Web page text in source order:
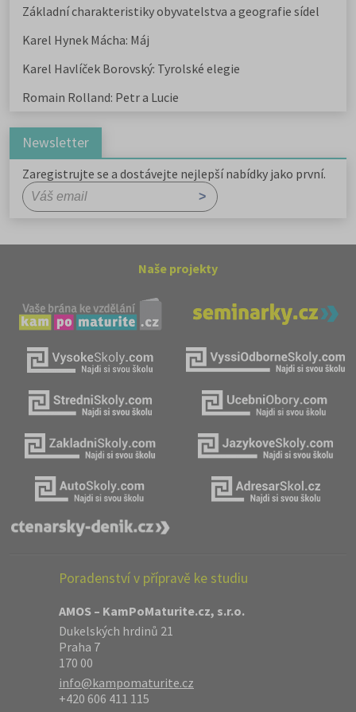
Základní charakteristiky obyvatelstva a geografie sídel
Karel Hynek Mácha: Máj
Karel Havlíček Borovský: Tyrolské elegie
Romain Rolland: Petr a Lucie
Newsletter
Zaregistrujte se a dostávejte nejlepší nabídky jako první.
Naše projekty
Poradenství v přípravě ke studiu
AMOS – KamPoMaturite.cz, s.r.o.
Dukelských hrdinů 21
Praha 7
170 00
info@kampomaturite.cz
+420 606 411 115